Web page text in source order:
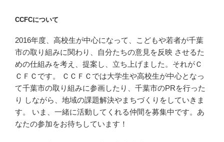
ン
CCFCについて
2016年度、高校生が中心になって、こどもや若者が千葉
市の取り組みに関わり、自分たちの意見を反映 させるた
めの仕組みを考え、提案し、立ち上げました。それがＣ
ＣＦＣです。 ＣＣＦＣでは大学生や高校生が中心となっ
て千葉市の取り組みに参画したり、千葉市のPRを行った
り しながら、地域の課題解決やまちづくりをしていきま
す。 いま、一緒に活動してくれる仲間を募集中です。あ
なたの参加をお待ちしています！